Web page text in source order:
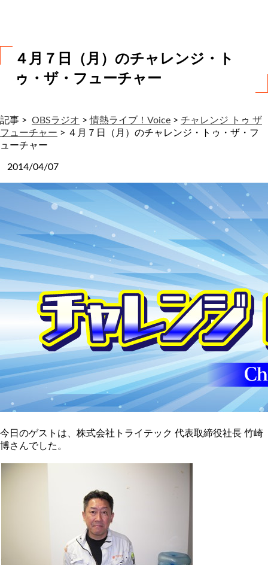
４月７日（月）のチャレンジ・ト
ゥ・ザ・フューチャー
記事 > OBSラジオ >情熱ライブ！Voice > チャレンジ トゥ ザ
フューチャー > ４月７日（月）のチャレンジ・トゥ・ザ・フ
ューチャー
2014/04/07
今日のゲストは、株式会社トライテック 代表取締役社長 竹崎
博さんでした。